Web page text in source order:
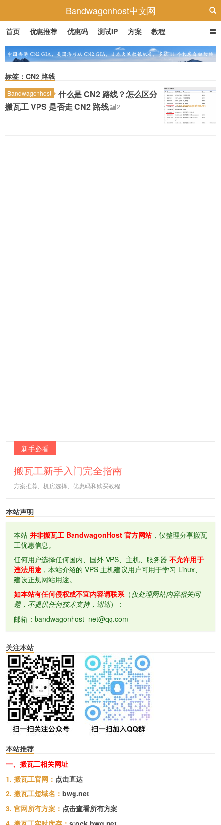
Bandwagonhost中文网
首页 优惠推荐 优惠码 测试IP 方案 教程
标签：CN2 路线
Bandwagonhost
什么是 CN2 路线？怎么区分
搬瓦工 VPS 是否走 CN2 路线
2
新手必看
搬瓦工新手入门完全指南
方案推荐、机房选择、优惠码和购买教程
本站声明
本站 并非搬瓦工 BandwagonHost 官方网站，仅整理分享搬瓦
工优惠信息。
任何用户选择任何国内、国外 VPS、主机、服务器 不允许用于
违法用途 ，本站介绍的 VPS 主机建议用户可用于学习 Linux、
建设正规网站用途。
如本站有任何侵权或不宜内容请联系（仅处理网站内容相关问
题，不提供任何技术支持，谢谢）：
邮箱：bandwagonhost_net@qq.com
关注本站
本站推荐
一、搬瓦工相关网址
1. 搬瓦工官网： 点击直达
2. 搬瓦工短域名： bwg.net
3. 官网所有方案： 点击查看所有方案
4. 搬瓦工实时库存： stock.bwg.net